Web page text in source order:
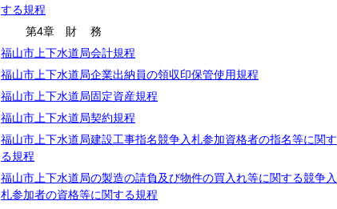
する規程
第4章 財務
福山市上下水道局会計規程
福山市上下水道局企業出納員の領収印保管使用規程
福山市上下水道局固定資産規程
福山市上下水道局契約規程
福山市上下水道局建設工事指名競争入札参加資格者の指名等に関す
る規程
福山市上下水道局の製造の請負及び物件の買入れ等に関する競争入
札参加者の資格等に関する規程